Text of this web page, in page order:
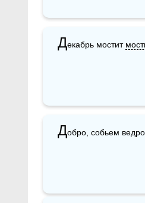
Декабрь мостит
Добро, собьем